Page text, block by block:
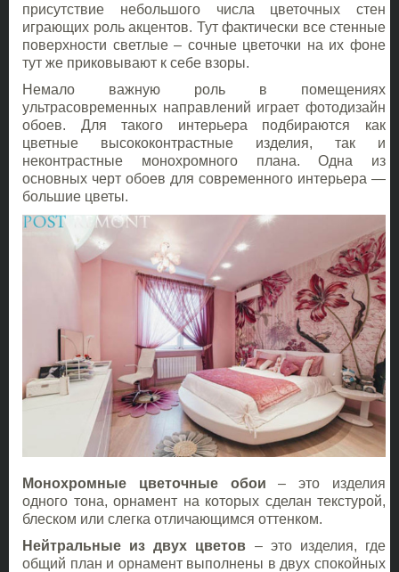
присутствие небольшого числа цветочных стен
играющих роль акцентов. Тут фактически все стенные
поверхности светлые – сочные цветочки на их фоне
тут же приковывают к себе взоры.
Немало важную роль в помещениях
ультрасовременных направлений играет фотодизайн
обоев. Для такого интерьера подбираются как
цветные высококонтрастные изделия, так и
неконтрастные монохромного плана. Одна из
основных черт обоев для современного интерьера —
большие цветы.
Монохромные цветочные обои – это изделия
одного тона, орнамент на которых сделан текстурой,
блеском или слегка отличающимся оттенком.
Нейтральные из двух цветов – это изделия, где
общий план и орнамент выполнены в двух спокойных